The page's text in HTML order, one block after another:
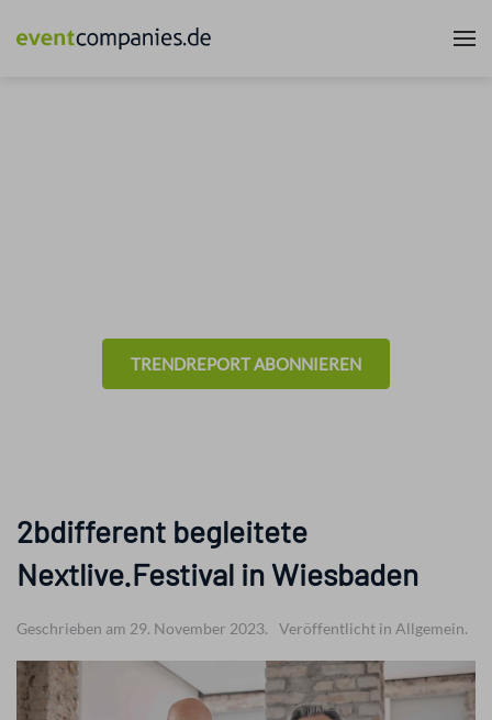
TRENDREPORT ABONNIEREN
2bdifferent begleitete
Nextlive.Festival in Wiesbaden
Geschrieben am 29. November 2023. Veröffentlicht in Allgemein.